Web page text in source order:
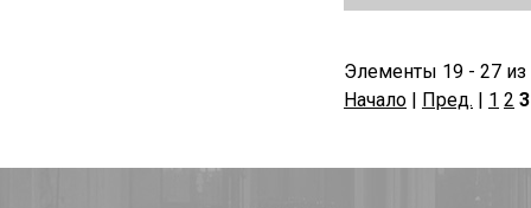
Элементы 19 - 27 из
Начало | Пред. | 1 2 3